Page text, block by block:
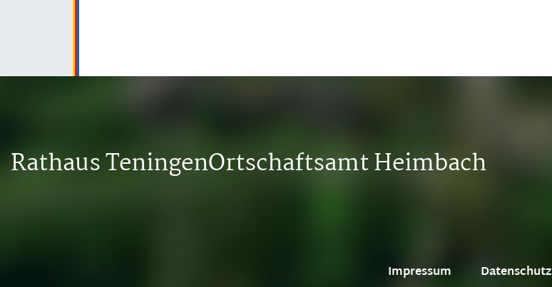
Rathaus TeningenOrtschaftsamt Heimbach
Impressum Datenschutz